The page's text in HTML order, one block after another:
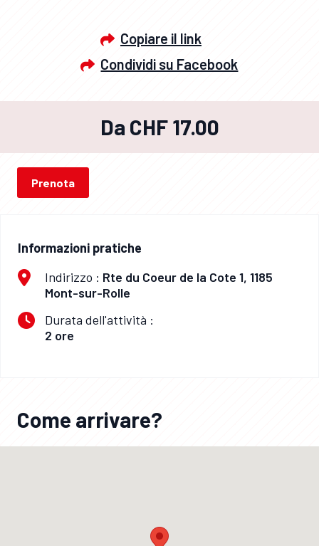
Copiare il link
Condividi su Facebook
Da CHF 17.00
Prenota
Informazioni pratiche
Indirizzo : Rte du Coeur de la Cote 1, 1185
Mont-sur-Rolle
Durata dell'attività :
2 ore
Come arrivare?